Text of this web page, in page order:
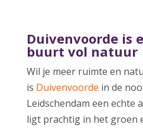
​Duivenvoorde is
buurt vol natuur
Wil je meer ruimte en
is Duivenvoorde in de
Leidschendam een echte
ligt prachtig in het groen